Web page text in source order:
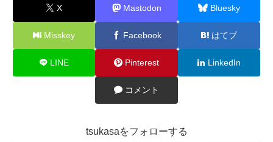
X Mastodon Bluesky
Misskey Facebook はてブ
LINE Pinterest LinkedIn
コメント
tsukasaをフォローする